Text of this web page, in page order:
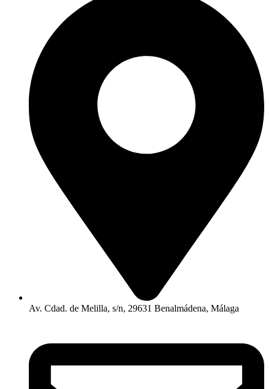
Av. Cdad. de Melilla, s/n, 29631 Benalmádena, Málaga